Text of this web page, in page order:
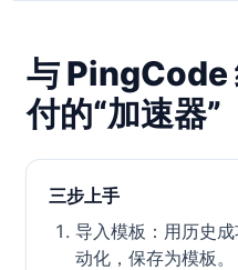
与 PingCode
付的“加速器”
三步上手
导入模板：用历史
动化，保存为模板。